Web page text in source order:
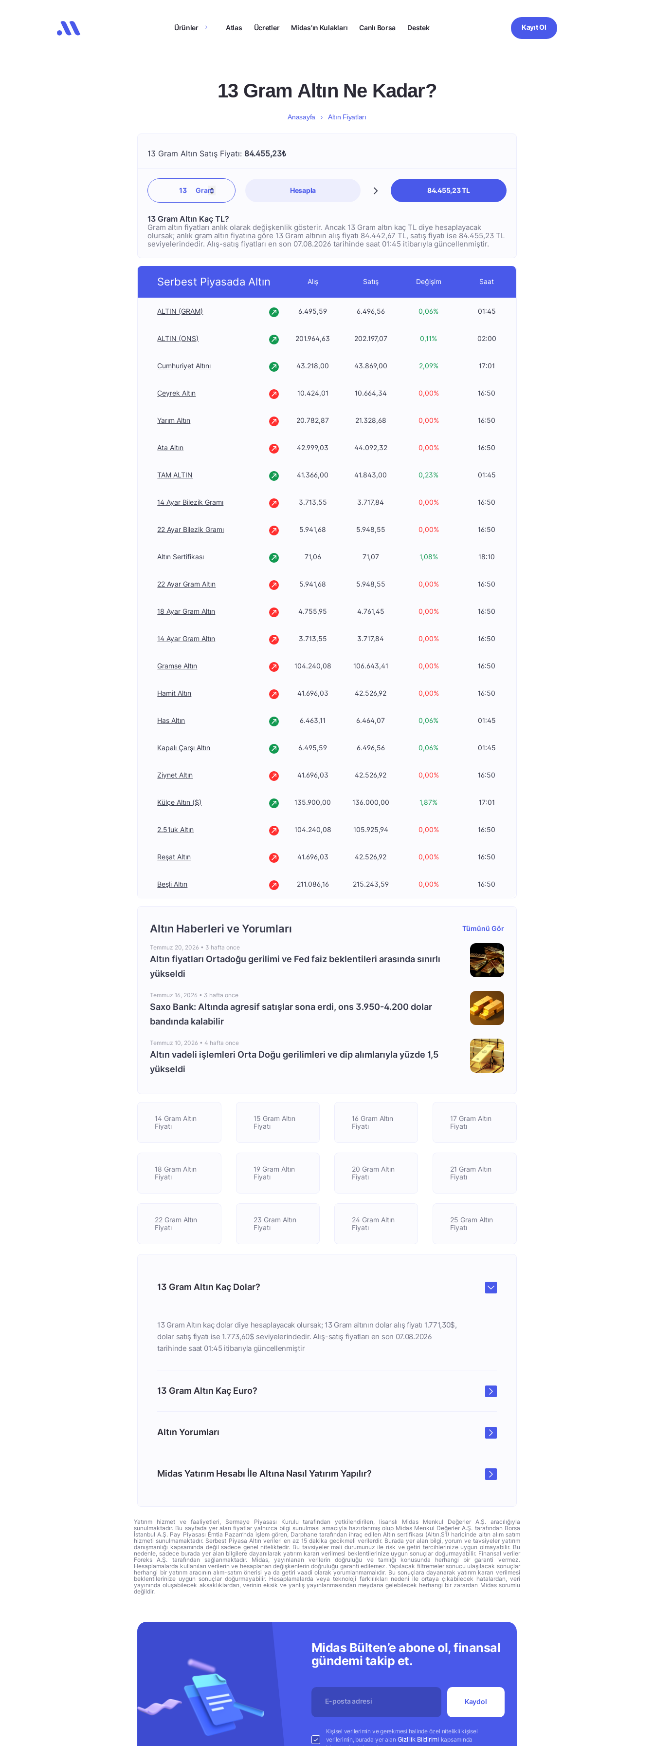
Ürünler Atlas Ücretler Midas’ın Kulakları Canlı Borsa Destek Kayıt Ol
13 Gram Altın Ne Kadar?
Anasayfa Altın Fiyatları
13 Gram Altın Satış Fiyatı: 84.455,23₺
Hesapla 84.455,23 TL
13 Gram Altın Kaç TL?
Gram altın fiyatları anlık olarak değişkenlik gösterir. Ancak 13 Gram altın kaç TL diye hesaplayacak
olursak; anlık gram altın fiyatına göre 13 Gram altının alış fiyatı 84.442,67 TL, satış fiyatı ise 84.455,23 TL
seviyelerindedir. Alış-satış fiyatları en son 07.08.2026 tarihinde saat 01:45 itibarıyla güncellenmiştir.
Serbest Piyasada Altın Alış Satış Değişim Saat
ALTIN (GRAM) 6.495,59 6.496,56 0,06% 01:45
ALTIN (ONS) 201.964,63 202.197,07 0,11% 02:00
Cumhuriyet Altını 43.218,00 43.869,00 2,09% 17:01
Çeyrek Altın 10.424,01 10.664,34 0,00% 16:50
Yarım Altın 20.782,87 21.328,68 0,00% 16:50
Ata Altın 42.999,03 44.092,32 0,00% 16:50
TAM ALTIN 41.366,00 41.843,00 0,23% 01:45
14 Ayar Bilezik Gramı 3.713,55 3.717,84 0,00% 16:50
22 Ayar Bilezik Gramı 5.941,68 5.948,55 0,00% 16:50
Altın Sertifikası 71,06 71,07 1,08% 18:10
22 Ayar Gram Altın 5.941,68 5.948,55 0,00% 16:50
18 Ayar Gram Altın 4.755,95 4.761,45 0,00% 16:50
14 Ayar Gram Altın 3.713,55 3.717,84 0,00% 16:50
Gramse Altın 104.240,08 106.643,41 0,00% 16:50
Hamit Altın 41.696,03 42.526,92 0,00% 16:50
Has Altın 6.463,11 6.464,07 0,06% 01:45
Kapalı Çarşı Altın 6.495,59 6.496,56 0,06% 01:45
Ziynet Altın 41.696,03 42.526,92 0,00% 16:50
Külçe Altın ($) 135.900,00 136.000,00 1,87% 17:01
2.5'luk Altın 104.240,08 105.925,94 0,00% 16:50
Reşat Altın 41.696,03 42.526,92 0,00% 16:50
Beşli Altın 211.086,16 215.243,59 0,00% 16:50
Altın Haberleri ve Yorumları Tümünü Gör
Temmuz 20, 2026 • 3 hafta once
Altın fiyatları Ortadoğu gerilimi ve Fed faiz beklentileri arasında sınırlı
yükseldi
Temmuz 16, 2026 • 3 hafta once
Saxo Bank: Altında agresif satışlar sona erdi, ons 3.950-4.200 dolar
bandında kalabilir
Temmuz 10, 2026 •4 hafta once
Altın vadeli işlemleri Orta Doğu gerilimleri ve dip alımlarıyla yüzde 1,5
yükseldi
14 Gram Altın
Fiyatı
15 Gram Altın
Fiyatı
16 Gram Altın
Fiyatı
17 Gram Altın
Fiyatı
18 Gram Altın
Fiyatı
19 Gram Altın
Fiyatı
20 Gram Altın
Fiyatı
21 Gram Altın
Fiyatı
22 Gram Altın
Fiyatı
23 Gram Altın
Fiyatı
24 Gram Altın
Fiyatı
25 Gram Altın
Fiyatı
13 Gram Altın Kaç Dolar?
13 Gram Altın kaç dolar diye hesaplayacak olursak; 13 Gram altının dolar alış fiyatı 1.771,30$,
dolar satış fiyatı ise 1.773,60$ seviyelerindedir. Alış-satış fiyatları en son 07.08.2026
tarihinde saat 01:45 itibarıyla güncellenmiştir
13 Gram Altın Kaç Euro?
Altın Yorumları
Midas Yatırım Hesabı İle Altına Nasıl Yatırım Yapılır?
Yatırım hizmet ve faaliyetleri, Sermaye Piyasası Kurulu tarafından yetkilendirilen, lisanslı Midas Menkul Değerler A.Ş. aracılığıyla
sunulmaktadır. Bu sayfada yer alan fiyatlar yalnızca bilgi sunulması amacıyla hazırlanmış olup Midas Menkul Değerler A.Ş. tarafından Borsa
İstanbul A.Ş. Pay Piyasası Emtia Pazarı’nda işlem gören, Darphane tarafından ihraç edilen Altın sertifikası (Altın.S1) haricinde altın alım satım
hizmeti sunulmamaktadır. Serbest Piyasa Altın verileri en az 15 dakika gecikmeli verilerdir. Burada yer alan bilgi, yorum ve tavsiyeler yatırım
danışmanlığı kapsamında değil sadece genel niteliktedir. Bu tavsiyeler mali durumunuz ile risk ve getiri tercihlerinize uygun olmayabilir. Bu
nedenle, sadece burada yer alan bilgilere dayanılarak yatırım kararı verilmesi beklentilerinize uygun sonuçlar doğurmayabilir. Finansal veriler
Foreks A.Ş. tarafından sağlanmaktadır. Midas, yayınlanan verilerin doğruluğu ve tamlığı konusunda herhangi bir garanti vermez.
Hesaplamalarda kullanılan verilerin ve hesaplanan değişkenlerin doğruluğu garanti edilemez. Yapılacak filtremeler sonucu ulaşılacak sonuçlar
herhangi bir yatırım aracının alım-satım önerisi ya da getiri vaadi olarak yorumlanmamalıdır. Bu sonuçlara dayanarak yatırım kararı verilmesi
beklentilerinize uygun sonuçlar doğurmayabilir. Hesaplamalarda veya teknoloji farklılıkları nedeni ile ortaya çıkabilecek hatalardan, veri
yayınında oluşabilecek aksaklıklardan, verinin eksik ve yanlış yayınlanmasından meydana gelebilecek herhangi bir zarardan Midas sorumlu
değildir.
Midas Bülten’e abone ol, finansal
gündemi takip et.
Kaydol
Kişisel verilerimin ve gerekmesi halinde özel nitelikli kişisel
verilerimin, burada yer alan Gizlilik Bildirimi kapsamında